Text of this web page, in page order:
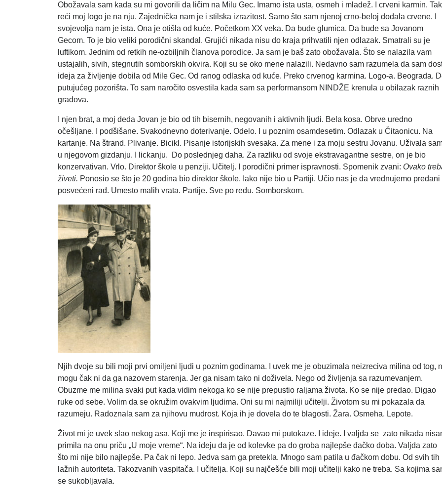
Obožavala sam kada su mi govorili da ličim na Milu Gec. Imamo ista usta, osmeh i mladež. I crveni karmin.
reći moj logo je na nju. Zajednička nam je i stilska izrazitost. Samo što sam njenoj crno-beloj dodala crvene. I
svojevolja nam je ista. Ona je otišla od kuće. Početkom XX veka. Da bude glumica. Da bude sa Jovanom
Gecom. To je bio veliki porodični skandal. Grujići nikada nisu do kraja prihvatili njen odlazak. Smatrali su je
luftikom. Jednim od retkih ne-ozbiljnih članova porodice. Ja sam je baš zato obožavala. Što se nalazila vam
ustajalih, sivih, stegnutih somborskih okvira. Koji su se oko mene nalazili. Nedavno sam razumela da sam
ideja za življenje dobila od Mile Gec. Od ranog odlaska od kuće. Preko crvenog karmina. Logo-a. Beograda.
putujućeg pozorišta. To sam naročito osvestila kada sam sa performansom NINDŽE krenula u obilazak raznih
gradova.
I njen brat, a moj deda Jovan je bio od tih bisernih, negovanih i aktivnih ljudi. Bela kosa. Obrve uredno
očešljane. I podšišane. Svakodnevno doterivanje. Odelo. I u poznim osamdesetim. Odlazak u Čitaonicu. Na
kartanje. Na štrand. Plivanje. Bicikl. Pisanje istorijskih svesaka. Za mene i za moju sestru Jovanu. Uživala
u njegovom gizdanju. I lickanju. Do poslednjeg daha. Za razliku od svoje ekstravagantne sestre, on je bio
konzervativan. Vrlo. Direktor škole u penziji. Učitelj. I porodični primer ispravnosti. Spomenik zvani: Ovako
živeti. Ponosio se što je 20 godina bio direktor škole. Iako nije bio u Partiji. Učio nas je da vrednujemo predani
posvećeni rad. Umesto malih vrata. Partije. Sve po redu. Somborskom.
Njih dvoje su bili moji prvi omiljeni ljudi u poznim godinama. I uvek me je obuzimala neizreciva milina od tog,
mogu čak ni da ga nazovem starenja. Jer ga nisam tako ni doživela. Nego od življenja sa razumevanjem.
Obuzme me milina svaki put kada vidim nekoga ko se nije prepustio raljama života. Ko se nije predao. Digao
ruke od sebe. Volim da se okružim ovakvim ljudima. Oni su mi najmiliji učitelji. Životom su mi pokazala da
razumeju. Radoznala sam za njihovu mudrost. Koja ih je dovela do te blagosti. Žara. Osmeha. Lepote.
Život mi je uvek slao nekog asa. Koji me je inspirisao. Davao mi putokaze. I ideje. I valjda se zato nikada
primila na onu priču „U moje vreme“. Na ideju da je od kolevke pa do groba najlepše đačko doba. Valjda zato
što mi nije bilo najlepše. Pa čak ni lepo. Jedva sam ga pretekla. Mnogo sam patila u đačkom dobu. Od svih tih
lažnih autoriteta. Takozvanih vaspitača. I učitelja. Koji su najčešće bili moji učitelji kako ne treba. Sa kojima
se sukobljavala.